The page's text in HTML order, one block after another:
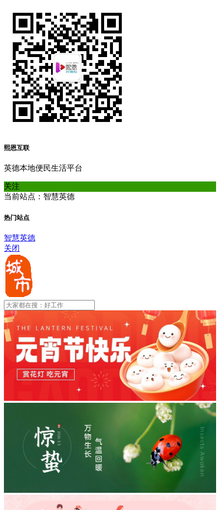
熙恩互联
英德本地便民生活平台
关注
当前站点：智慧英德
热门站点
智慧英德
关闭